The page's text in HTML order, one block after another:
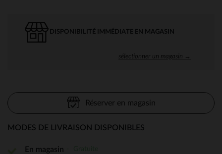
DISPONIBILITÉ IMMÉDIATE EN MAGASIN
sélectionner un magasin →
Réserver en magasin
MODES DE LIVRAISON DISPONIBLES
En magasin